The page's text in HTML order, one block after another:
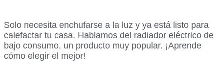
Solo necesita enchufarse a la luz y ya está listo para
calefactar tu casa. Hablamos del radiador eléctrico de
bajo consumo, un producto muy popular. ¡Aprende
cómo elegir el mejor!